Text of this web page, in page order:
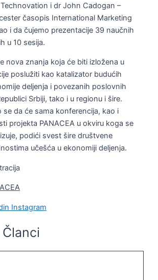
i dr John Cadogan –
časopis International Marketing
i da čujemo prezentacije 39 naučnih
u 10 sesija.
nova znanja koja će biti izložena u
poslužiti kao katalizator budućih
deljenja i povezanih poslovnih
Srbiji, tako i u regionu i šire.
se da će sama konferencija, kao i
projekta PANACEA u okviru koga se
podići svest šire društvene
učešća u ekonomiji deljenja.
Instagram